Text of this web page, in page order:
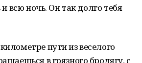
и всю ночь. Он так долго тебя
пути из веселого
в грязного бродягу, с